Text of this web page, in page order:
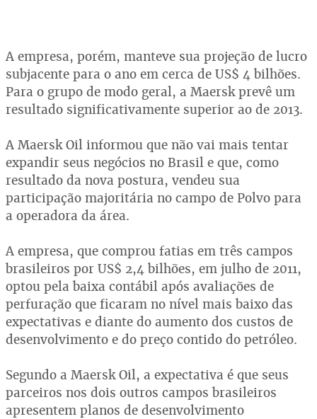
A empresa, porém, manteve sua projeção de lucro
subjacente para o ano em cerca de US$ 4 bilhões.
Para o grupo de modo geral, a Maersk prevê um
resultado significativamente superior ao de 2013.
A Maersk Oil informou que não vai mais tentar
expandir seus negócios no Brasil e que, como
resultado da nova postura, vendeu sua
participação majoritária no campo de Polvo para
a operadora da área.
A empresa, que comprou fatias em três campos
brasileiros por US$ 2,4 bilhões, em julho de 2011,
optou pela baixa contábil após avaliações de
perfuração que ficaram no nível mais baixo das
expectativas e diante do aumento dos custos de
desenvolvimento e do preço contido do petróleo.
Segundo a Maersk Oil, a expectativa é que seus
parceiros nos dois outros campos brasileiros
apresentem planos de desenvolvimento